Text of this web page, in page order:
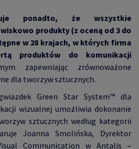
ponadto, że wszystkie
produkty (z oceną od 3 do
w 28 krajach, w których firma
produktów do komunikacji
zapewniając zrównoważone
dla tworzyw sztucznych.
Green Star System™ dla
wizualnej umożliwia dokonanie
sztucznych według kategorii
Joanna Smolińska, Dyrektor
Communication w Antalis –